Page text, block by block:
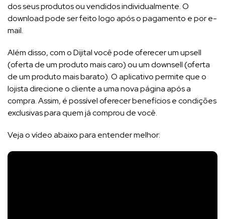
dos seus produtos ou vendidos individualmente. O
download pode ser feito logo após o pagamento e por e-
mail.
Além disso, com o Dijital você pode oferecer um upsell
(oferta de um produto mais caro) ou um downsell (oferta
de um produto mais barato). O aplicativo permite que o
lojista direcione o cliente a uma nova página após a
compra. Assim, é possível oferecer benefícios e condições
exclusivas para quem já comprou de você.
Veja o vídeo abaixo para entender melhor: